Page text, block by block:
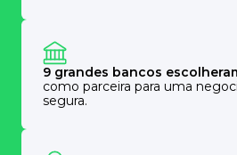
9 grandes bancos
como parceira para uma
segura.